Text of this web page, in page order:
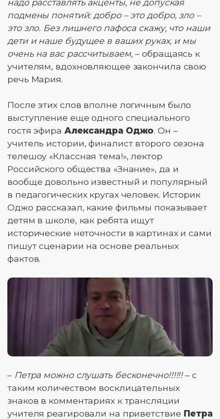
надо расставлять акценты, не допуская
подмены понятий: добро – это добро, зло –
это зло. Без лишнего пафоса скажу, что наши
дети и наше будущее в ваших руках, и мы
очень на вас рассчитываем, – обращаясь к
учителям, вдохновляющее закончила свою
речь Мария.
После этих слов вполне логичным было
выступление еще одного специального
гостя эфира Александра Оджо. Он –
учитель истории, финалист второго сезона
телешоу «Классная тема!», лектор
Российского общества «Знание», да и
вообще довольно известный и популярный
в педагогических кругах человек. Историк
Оджо рассказал, какие фильмы показывает
детям в школе, как ребята ищут
исторические неточности в картинах и сами
пишут сценарии на основе реальных
фактов.
– Петра можно слушать бесконечно!!!!!!– с
таким количеством восклицательных
знаков в комментариях к трансляции
учителя реагировали на приветствие Петра